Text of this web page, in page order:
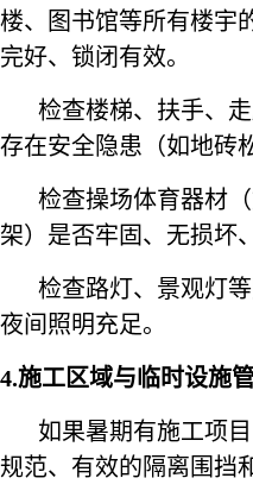
楼、图书馆等所有楼宇
完好、锁闭有效。
检查楼梯、扶手、
存在安全隐患（如地砖
检查操场体育器材
架）是否牢固、无损坏
检查路灯、景观灯
夜间照明充足。
4.施工区域与临时设施管
如果暑期有施工项
规范、有效的隔离围挡